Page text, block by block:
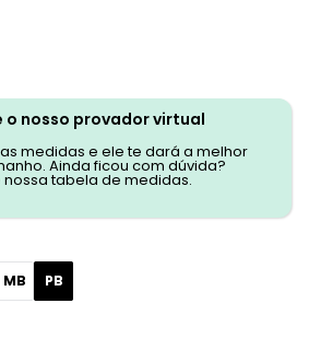
o nosso provador virtual
medidas e ele te dará a melhor
Ainda ficou com dúvida?
nossa tabela de medidas.
MB PB